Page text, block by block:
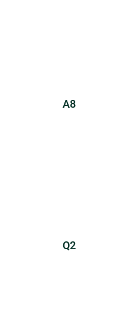
A8
Q2